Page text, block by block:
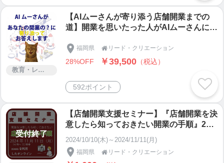
教育・レッスン・講習
【AIムーさんが寄り添う店舗開業までの
道】開業を思いたった人がAIムーさんに相
から始めたらいいのかわからない!?」と思
う方はAIムーさんが寄り添って開業までの
（相談無制限）
福岡県  リード・クリエーション
28%OFF ￥39,500 （税込）
592ポイント
受付終了
【店舗開業支援セミナー】『店舗開業を決
意したら知っておきたい開業の手順』202
4年11月11日（月）14時～15時半|対象；1
年以内に開業を希望される方|1年後以降に
開業を希望する方|開業後間もなくもっと
2024/10/10(木)～2024/11/11(月)
福岡県  リード・クリエーション